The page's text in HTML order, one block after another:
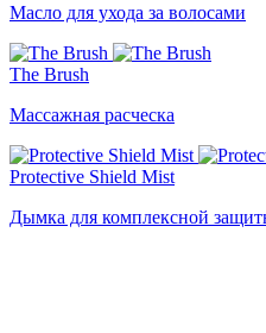
Масло для ухода за волосами
The Brush
Массажная расческа
Protective Shield Mist
Дымка для комплексной